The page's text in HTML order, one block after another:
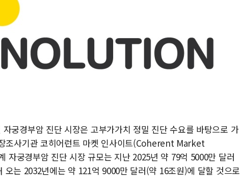
궁경부암 진단 시장은 고부가가치 정밀 진단 수요를 바탕으로 가
조사기관 코히어런트 마켓 인사이트(Coherent Market
자궁경부암 진단 시장 규모는 지난 2025년 약 79억 5000만 달러
는 2032년에는 약 121억 9000만 달러(약 16조원)에 달할 것으로